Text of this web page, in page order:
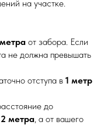
на участке.
от забора. Если
не должна превышать
отступа в 1 метр
до
2 метра, а от вашего